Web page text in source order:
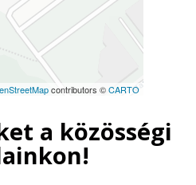
contributors ©CARTO
a közösségi